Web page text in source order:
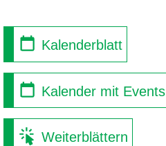
Kalenderblatt
Kalender mit Events
Weiterblättern